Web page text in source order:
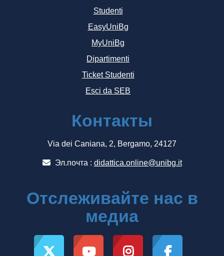
Studenti
EasyUniBg
MyUniBg
Dipartimenti
Ticket Studenti
Esci da SEB
Контакты
Via dei Caniana, 2, Bergamo, 24127
Эл.почта : didattica.online@unibg.it
Отслеживайте нас в
медиа